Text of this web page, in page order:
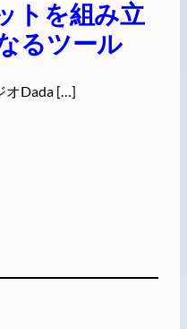
トを組み立
るツール
オDada […]